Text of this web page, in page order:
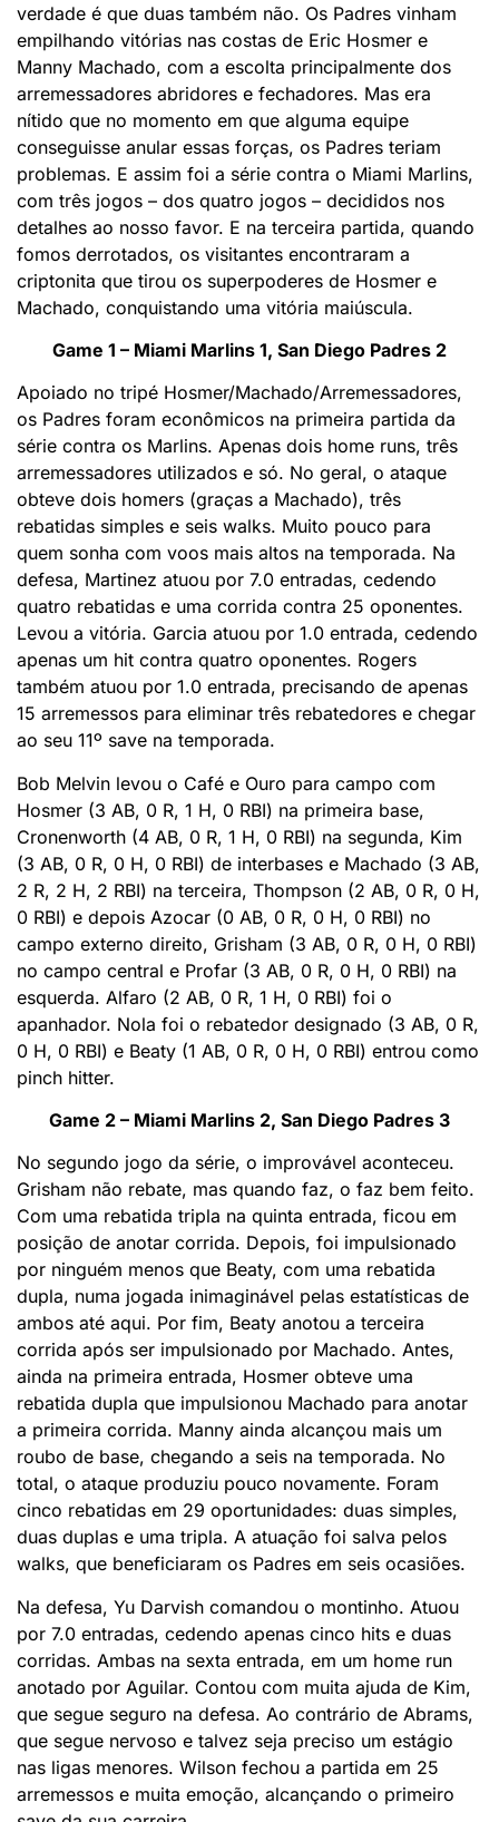
verdade é que duas também não. Os Padres vinham
empilhando vitórias nas costas de Eric Hosmer e
Manny Machado, com a escolta principalmente dos
arremessadores abridores e fechadores. Mas era
nítido que no momento em que alguma equipe
conseguisse anular essas forças, os Padres teriam
problemas. E assim foi a série contra o Miami Marlins,
com três jogos – dos quatro jogos – decididos nos
detalhes ao nosso favor. E na terceira partida, quando
fomos derrotados, os visitantes encontraram a
criptonita que tirou os superpoderes de Hosmer e
Machado, conquistando uma vitória maiúscula.
Game 1 – Miami Marlins 1, San Diego Padres 2
Apoiado no tripé Hosmer/Machado/Arremessadores,
os Padres foram econômicos na primeira partida da
série contra os Marlins. Apenas dois home runs, três
arremessadores utilizados e só. No geral, o ataque
obteve dois homers (graças a Machado), três
rebatidas simples e seis walks. Muito pouco para
quem sonha com voos mais altos na temporada. Na
defesa, Martinez atuou por 7.0 entradas, cedendo
quatro rebatidas e uma corrida contra 25 oponentes.
Levou a vitória. Garcia atuou por 1.0 entrada, cedendo
apenas um hit contra quatro oponentes. Rogers
também atuou por 1.0 entrada, precisando de apenas
15 arremessos para eliminar três rebatedores e chegar
ao seu 11º save na temporada.
Bob Melvin levou o Café e Ouro para campo com
Hosmer (3 AB, 0 R, 1 H, 0 RBI) na primeira base,
Cronenworth (4 AB, 0 R, 1 H, 0 RBI) na segunda, Kim
(3 AB, 0 R, 0 H, 0 RBI) de interbases e Machado (3 AB,
2 R, 2 H, 2 RBI) na terceira, Thompson (2 AB, 0 R, 0 H,
0 RBI) e depois Azocar (0 AB, 0 R, 0 H, 0 RBI) no
campo externo direito, Grisham (3 AB, 0 R, 0 H, 0 RBI)
no campo central e Profar (3 AB, 0 R, 0 H, 0 RBI) na
esquerda. Alfaro (2 AB, 0 R, 1 H, 0 RBI) foi o
apanhador. Nola foi o rebatedor designado (3 AB, 0 R,
0 H, 0 RBI) e Beaty (1 AB, 0 R, 0 H, 0 RBI) entrou como
pinch hitter.
Game 2 – Miami Marlins 2, San Diego Padres 3
No segundo jogo da série, o improvável aconteceu.
Grisham não rebate, mas quando faz, o faz bem feito.
Com uma rebatida tripla na quinta entrada, ficou em
posição de anotar corrida. Depois, foi impulsionado
por ninguém menos que Beaty, com uma rebatida
dupla, numa jogada inimaginável pelas estatísticas de
ambos até aqui. Por fim, Beaty anotou a terceira
corrida após ser impulsionado por Machado. Antes,
ainda na primeira entrada, Hosmer obteve uma
rebatida dupla que impulsionou Machado para anotar
a primeira corrida. Manny ainda alcançou mais um
roubo de base, chegando a seis na temporada. No
total, o ataque produziu pouco novamente. Foram
cinco rebatidas em 29 oportunidades: duas simples,
duas duplas e uma tripla. A atuação foi salva pelos
walks, que beneficiaram os Padres em seis ocasiões.
Na defesa, Yu Darvish comandou o montinho. Atuou
por 7.0 entradas, cedendo apenas cinco hits e duas
corridas. Ambas na sexta entrada, em um home run
anotado por Aguilar. Contou com muita ajuda de Kim,
que segue seguro na defesa. Ao contrário de Abrams,
que segue nervoso e talvez seja preciso um estágio
nas ligas menores. Wilson fechou a partida em 25
arremessos e muita emoção, alcançando o primeiro